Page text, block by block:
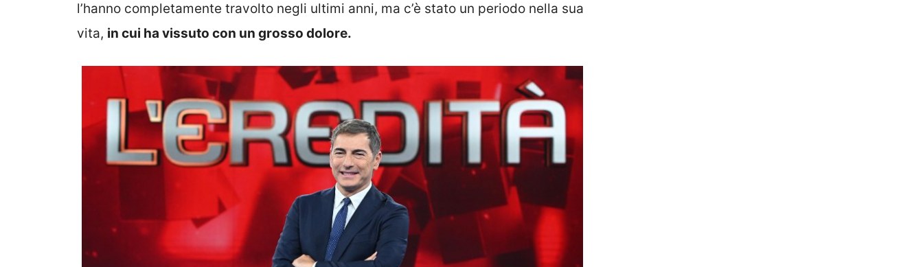
l’hanno completamente travolto negli ultimi anni, ma c’è stato un periodo nella sua
vita, in cui ha vissuto con un grosso dolore.